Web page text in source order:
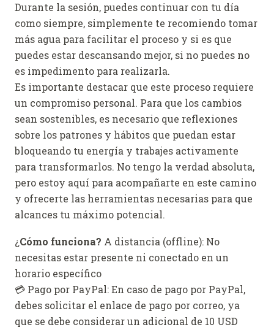
Durante la sesión, puedes continuar con tu día
como siempre, simplemente te recomiendo tomar
más agua para facilitar el proceso y si es que
puedes estar descansando mejor, si no puedes no
es impedimento para realizarla.
Es importante destacar que este proceso requiere
un compromiso personal. Para que los cambios
sean sostenibles, es necesario que reflexiones
sobre los patrones y hábitos que puedan estar
bloqueando tu energía y trabajes activamente
para transformarlos. No tengo la verdad absoluta,
pero estoy aquí para acompañarte en este camino
y ofrecerte las herramientas necesarias para que
alcances tu máximo potencial.
¿Cómo funciona? A distancia (offline): No
necesitas estar presente ni conectado en un
horario específico
💳 Pago por PayPal: En caso de pago por PayPal,
debes solicitar el enlace de pago por correo, ya
que se debe considerar un adicional de 10 USD